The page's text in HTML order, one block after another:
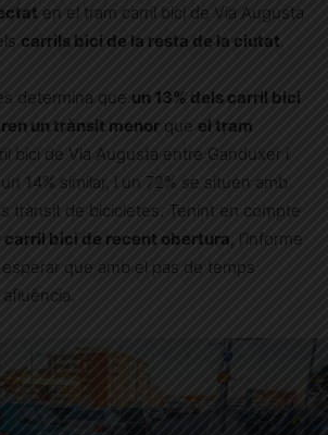
en el tram carril bici de Via Augusta
carrils bici de la resta de la ciutat.
determina que un 13% dels carril bici
un trànsit menor que el tram
bici de Via Augusta entre Ganduxer i
14% similar, i un 72% se situen amb
trànsit de bicicletes. Tenint en compte
carril bici de recent obertura, l’informe
que amb el pas de temps